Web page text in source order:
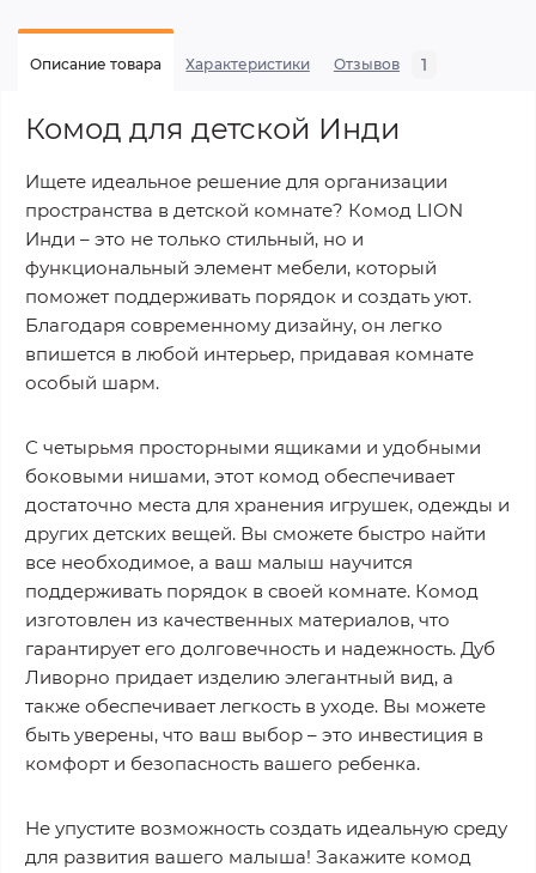
Описание товара Характеристики Отзывов 1
Комод для детской Инди
Ищете идеальное решение для организации
пространства в детской комнате? Комод LION
Инди – это не только стильный, но и
функциональный элемент мебели, который
поможет поддерживать порядок и создать уют.
Благодаря современному дизайну, он легко
впишется в любой интерьер, придавая комнате
особый шарм.
С четырьмя просторными ящиками и удобными
боковыми нишами, этот комод обеспечивает
достаточно места для хранения игрушек, одежды и
других детских вещей. Вы сможете быстро найти
все необходимое, а ваш малыш научится
поддерживать порядок в своей комнате. Комод
изготовлен из качественных материалов, что
гарантирует его долговечность и надежность. Дуб
Ливорно придает изделию элегантный вид, а
также обеспечивает легкость в уходе. Вы можете
быть уверены, что ваш выбор – это инвестиция в
комфорт и безопасность вашего ребенка.
Не упустите возможность создать идеальную среду
для развития вашего малыша! Закажите комод